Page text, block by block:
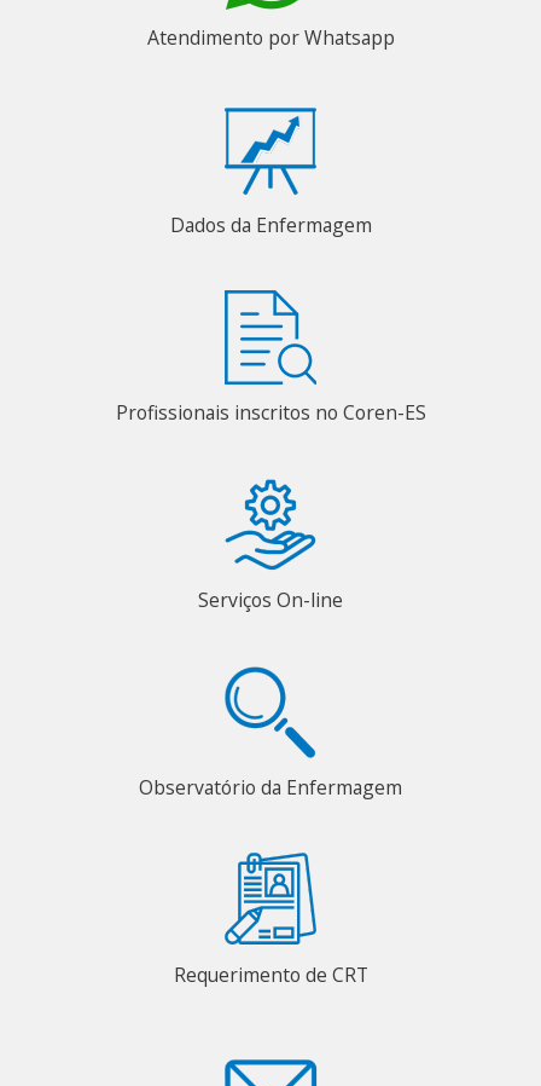
Atendimento por Whatsapp
Dados da Enfermagem
Profissionais inscritos no Coren-ES
Serviços On-line
Observatório da Enfermagem
Requerimento de CRT